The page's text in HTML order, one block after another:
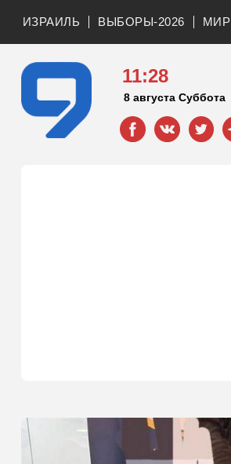
ИЗРАИЛЬ ВЫБОРЫ-2026 МИР
11:28
8 августа Суббота